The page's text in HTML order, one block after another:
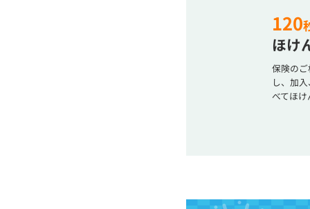
120
ほけ
保険の
し、加
べてほ